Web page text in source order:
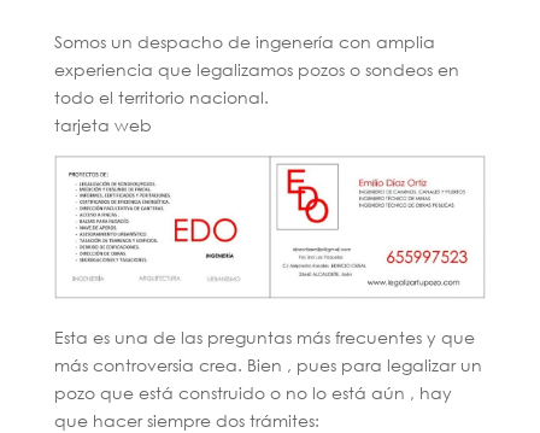
Somos un despacho de ingenería con amplia
experiencia que legalizamos pozos o sondeos en
todo el territorio nacional.
tarjeta web
Esta es una de las preguntas más frecuentes y que
más controversia crea. Bien , pues para legalizar un
pozo que está construido o no lo está aún , hay
que hacer siempre dos trámites: